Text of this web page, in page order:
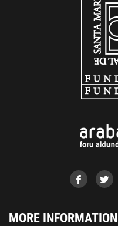
MORE INFORMATION